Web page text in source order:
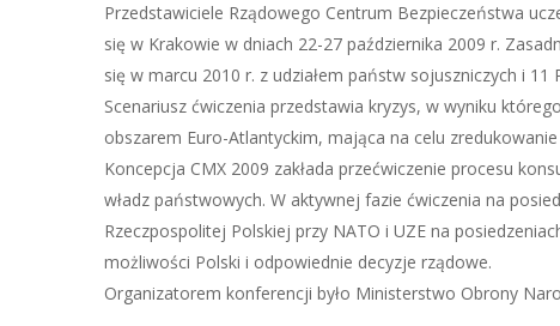
Przedstawiciele Rządowego Centrum Bezpieczeństwa
się w Krakowie w dniach 22-27 października 2009 r.
się w marcu 2010 r. z udziałem państw sojuszniczych i
Scenariusz ćwiczenia przedstawia kryzys, w wyniku
obszarem Euro-Atlantyckim, mająca na celu
Koncepcja CMX 2009 zakłada przećwiczenie procesu
władz państwowych. W aktywnej fazie ćwiczenia na
Rzeczpospolitej Polskiej przy NATO i UZE na
możliwości Polski i odpowiednie decyzje rządowe.
Organizatorem konferencji było Ministerstwo Obrony